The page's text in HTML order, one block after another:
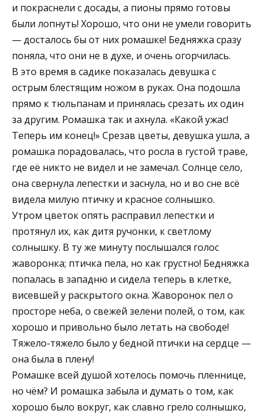
и покраснели с досады, а пионы прямо готовы
были лопнуть! Хорошо, что они не умели говорить
— досталось бы от них ромашке! Бедняжка сразу
поняла, что они не в духе, и очень огорчилась.
В это время в садике показалась девушка с
острым блестящим ножом в руках. Она подошла
прямо к тюльпанам и принялась срезать их один
за другим. Ромашка так и ахнула. «Какой ужас!
Теперь им конец!» Срезав цветы, девушка ушла, а
ромашка порадовалась, что росла в густой траве,
где её никто не видел и не замечал. Солнце село,
она свернула лепестки и заснула, но и во сне всё
видела милую птичку и красное солнышко.
Утром цветок опять расправил лепестки и
протянул их, как дитя ручонки, к светлому
солнышку. В ту же минуту послышался голос
жаворонка; птичка пела, но как грустно! Бедняжка
попалась в западню и сидела теперь в клетке,
висевшей у раскрытого окна. Жаворонок пел о
просторе неба, о свежей зелени полей, о том, как
хорошо и привольно было летать на свободе!
Тяжело-тяжело было у бедной птички на сердце —
она была в плену!
Ромашке всей душой хотелось помочь пленнице,
но чём? И ромашка забыла и думать о том, как
хорошо было вокруг, как славно грело солнышко,